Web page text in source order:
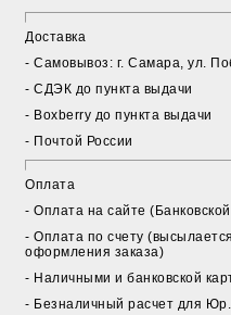
Доставка
- Cамовывоз: г. Самара, ул.
- СДЭК до пункта выдачи
- Boxberry до пункта выдачи
- Почтой России
Оплата
- Оплата на сайте
- Оплата по счету
оформления заказа)
- Наличными и банковской
- Безналичный расчет для